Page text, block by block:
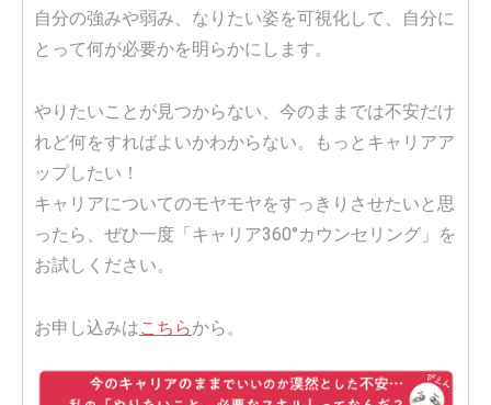
自分の強みや弱み、なりたい姿を可視化して、自分に
とって何が必要かを明らかにします。
やりたいことが見つからない、今のままでは不安だけ
れど何をすればよいかわからない。もっとキャリアア
ップしたい！
キャリアについてのモヤモヤをすっきりさせたいと思
ったら、ぜひ一度「キャリア360°カウンセリング」を
お試しください。
お申し込みはこちらから。